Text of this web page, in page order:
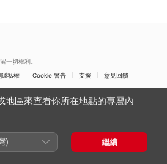
一切權利。
私權 Cookie 警告 支援 意見回饋
地區來查看你所在地點的專屬內
) 繼續